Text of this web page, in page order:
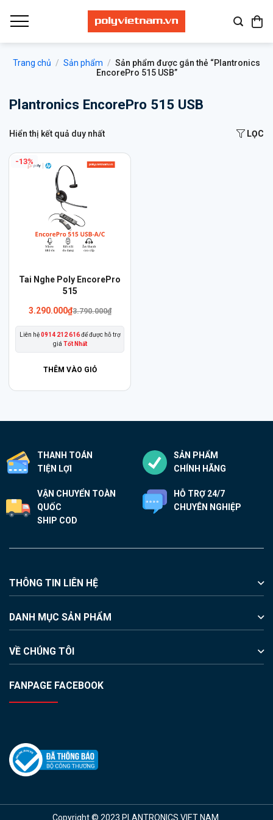
qua
Trang chủ / Sản phẩm / Sản phẩm được gắn thẻ “Plantronics
EncorePro 515 USB”
Plantronics EncorePro 515 USB
Hiển thị kết quả duy nhất LỌC
-13%
Tai Nghe Poly EncorePro
515
3.290.000₫3.790.000₫
Liên hệ0914 212 616để được hỗ trợ
giá Tốt Nhất
THÊM VÀO GIỎ
Sản
này
nhiều
biến
được
chọn
trang
sản
THANH TOÁN
TIỆN LỢI
SẢN PHẨM
CHÍNH HÃNG
VẬN CHUYỂN TOÀN
QUỐC
SHIP COD
HỖ TRỢ 24/7
CHUYÊN NGHIỆP
THÔNG TIN LIÊN HỆ
DANH MỤC SẢN PHẨM
VỀ CHÚNG TÔI
FANPAGE FACEBOOK
Copyright © 2023 PLANTRONICS VIET NAM.